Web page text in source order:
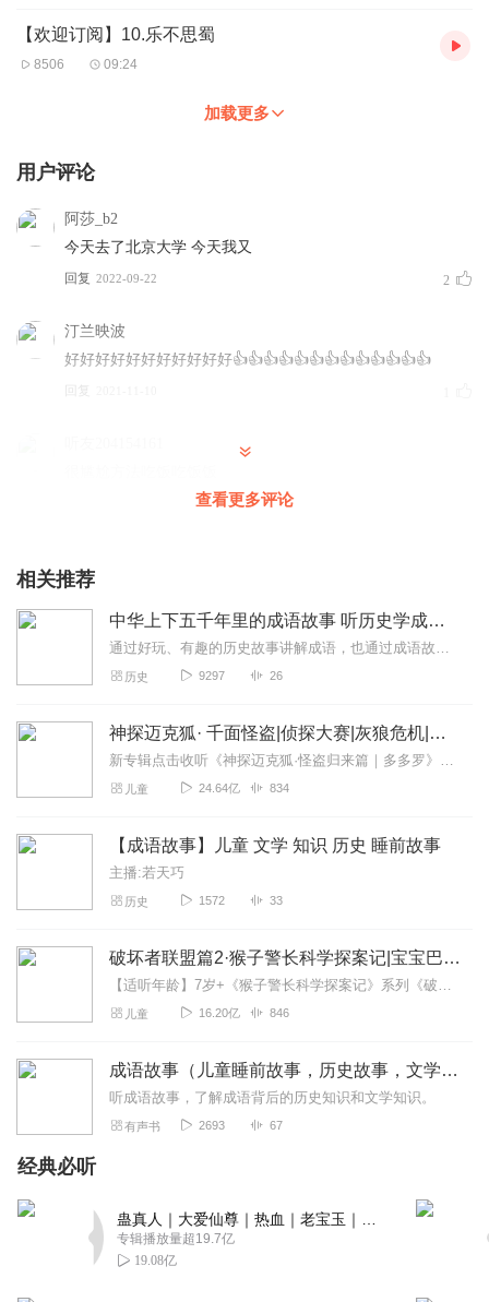
【欢迎订阅】10.乐不思蜀
8506 09:24
加载更多
用户评论
阿莎_b2
今天去了北京大学 今天我又
回复 2022-09-22 2
汀兰映波
好好好好好好好好好好好👍👍👍👍👍👍👍👍👍👍👍👍👍
回复
查看更多评论
相关推荐
中华上下五千年里的成语故事 听历史学成语知典故
通过好玩、有趣的历史故事讲解成语，也通过成语故事更好地了解历史。400多条常用成语按照历史朝代先后顺序，了解每个成语的出处、历史典故和含义。
历史 9297 26
神探迈克狐· 千面怪盗|侦探大赛|灰狼危机|多多罗
新专辑点击收听《神探迈克狐·怪盗归来篇｜多多罗》！！！>>>点击进入主播橱窗购买《神探迈克狐》系列图书吧!<<<多多罗故事【点击前往】收听多多罗其他好玩有趣的故...
儿童 24.64亿 834
【成语故事】儿童 文学 知识 历史 睡前故事
主播:若天巧
历史 1572 33
破坏者联盟篇2·猴子警长科学探案记|宝宝巴士故事
【适听年龄】7岁+《猴子警长科学探案记》系列《破坏者联盟篇1·猴子警长科学探案记》>>>《破坏者联盟篇2·猴子警长科学探案记》>>>《破坏者联盟篇3·猴子警长科...
儿童 16.20亿 846
成语故事（儿童睡前故事，历史故事，文学知识）
听成语故事，了解成语背后的历史知识和文学知识。
有声书 2693 67
经典必听
专辑播放量超19.7亿
19.08亿